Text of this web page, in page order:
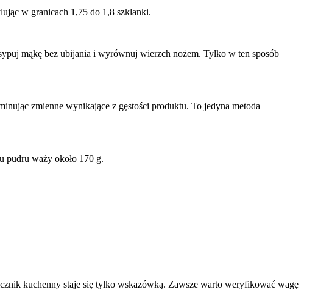
w granicach 1,75 do 1,8 szklanki.
mąkę bez ubijania i wyrównuj wierzch nożem. Tylko w ten sposób
zmienne wynikające z gęstości produktu. To jedyna metoda
pudru waży około 170 g.
kuchenny staje się tylko wskazówką. Zawsze warto weryfikować wagę